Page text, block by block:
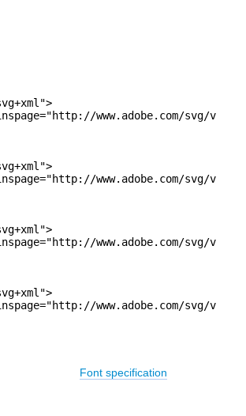
www.adobe.com/svg/
www.adobe.com/svg/
www.adobe.com/svg/
www.adobe.com/svg/
Font specification